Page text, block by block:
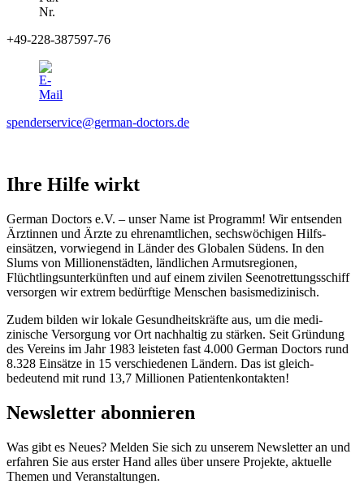
+49-228-387597-76
spenderservice@german-doctors.de
Ihre Hilfe wirkt
German Doctors e.V. – unser Name ist Programm! Wir ent­senden
Ärztinnen und Ärzte zu ehren­amtlichen, sechs­wöchigen Hilfs­
einsätzen, vor­wiegend in Länder des Globalen Südens. In den
Slums von Millionen­städten, länd­lichen Armuts­regionen,
Flüchtlings­unter­künften und auf einem zivilen Seenotrettungsschiff
versorgen wir extrem bedürftige Menschen basismedizinisch.
Zudem bilden wir lokale Gesundheitskräfte aus, um die medi­
zinische Versorgung vor Ort nach­haltig zu stärken. Seit Gründung
des Vereins im Jahr 1983 leisteten fast 4.000 German Doctors rund
8.328 Einsätze in 15 verschiedenen Ländern. Das ist gleich­
bedeutend mit rund 13,7 Millionen Patienten­kontakten!
Newsletter abonnieren
Was gibt es Neues? Melden Sie sich zu unserem Newsletter an und
erfahren Sie aus erster Hand alles über unsere Projekte, aktuelle
Themen und Veranstaltungen.